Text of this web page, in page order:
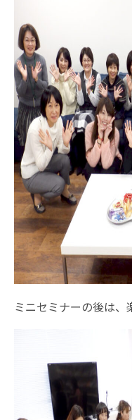
ミニセミナーの後は、